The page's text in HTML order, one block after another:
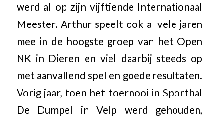
werd al op zijn vijftiende Internationaal
Meester. Arthur speelt ook al vele jaren
mee in de hoogste groep van het Open
NK in Dieren en viel daarbij steeds op
met aanvallend spel en goede resultaten.
Vorig jaar, toen het toernooi in Sporthal
De Dumpel in Velp werd gehouden,